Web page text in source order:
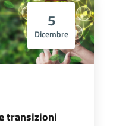
5
Dicembre
transizioni